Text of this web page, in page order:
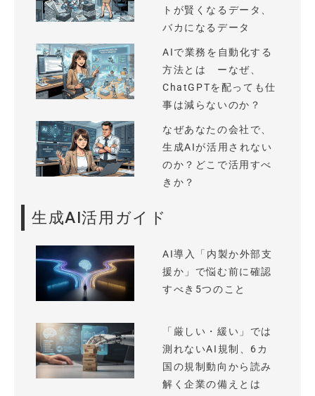
トが賢くなるデータ、
バカになるデータ
AIで業務を自動化する
方法とは ーなぜ、
ChatGPTを配っても仕
事は減らないのか？
なぜあなたの会社で、
生成AIが活用されない
のか？どこで活用すべ
きか？
生成AI活用ガイド
AI導入「内製か外部支
援か」で悩む前に確認
すべき5つのこと
「厳しい・緩い」では
測れないAI規制、6カ
国の規制動向から読み
解く企業の備えとは